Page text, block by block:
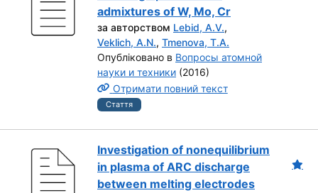
admixtures of W, Mo, Cr
за авторством Lebid, A.V.,
Veklich, A.N., Tmenova, T.A.
Опубліковано в Вопросы атомной
науки и техники (2016)
Отримати повний текст
Стаття
Investigation of nonequilibrium
in plasma of ARC discharge
between melting electrodes